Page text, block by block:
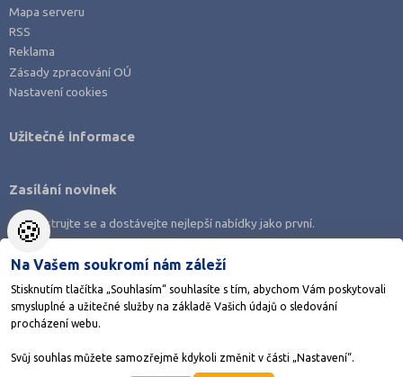
Mapa serveru
RSS
Reklama
Zásady zpracování OÚ
Nastavení cookies
Stáhněte si aplikaci Adresář škol
Užitečné informace
Zasílání novinek
Zaregistrujte se a dostávejte nejlepší nabídky jako první.
AMOS KamPoMaturite.cz, s.r.o., stránky vytvořilo
🍪
Na Vašem soukromí nám záleží
Stisknutím tlačítka „Souhlasím“ souhlasíte s tím, abychom Vám poskytovali
smysluplné a užitečné služby na základě Vašich údajů o sledování
procházení webu.
Svůj souhlas můžete samozřejmě kdykoli změnit v části „Nastavení“.